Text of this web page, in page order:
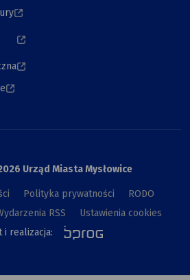
Urząd Miasta Mysłowice
Polityka prywatności
RODO
RSS
Ustawienia cookies
i realizacja: